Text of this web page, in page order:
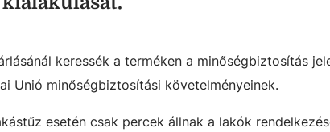
keressék a terméken a minőségbiztosítás
Unió minőségbiztosítási követelményeinek.
esetén csak percek állnak a lakók